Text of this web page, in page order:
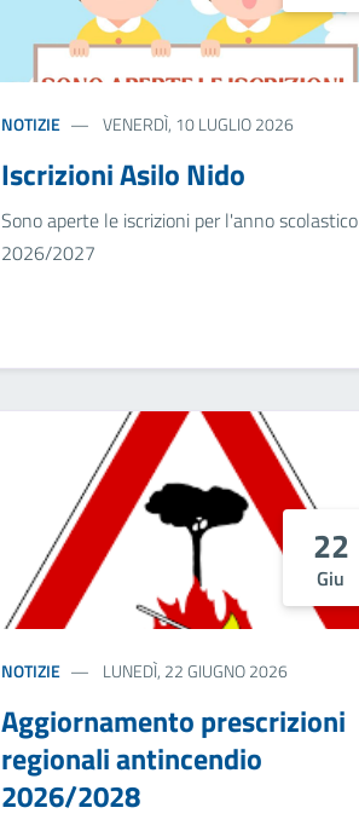
NOTIZIE VENERDÌ, 10 LUGLIO 2026
Iscrizioni Asilo Nido
Sono aperte le iscrizioni per l'anno scolastico
2026/2027
22
Giu
NOTIZIE LUNEDÌ, 22 GIUGNO 2026
Aggiornamento prescrizioni
regionali antincendio
2026/2028